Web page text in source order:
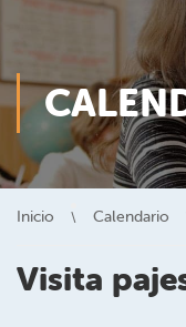
Inicio Calendario
Visita